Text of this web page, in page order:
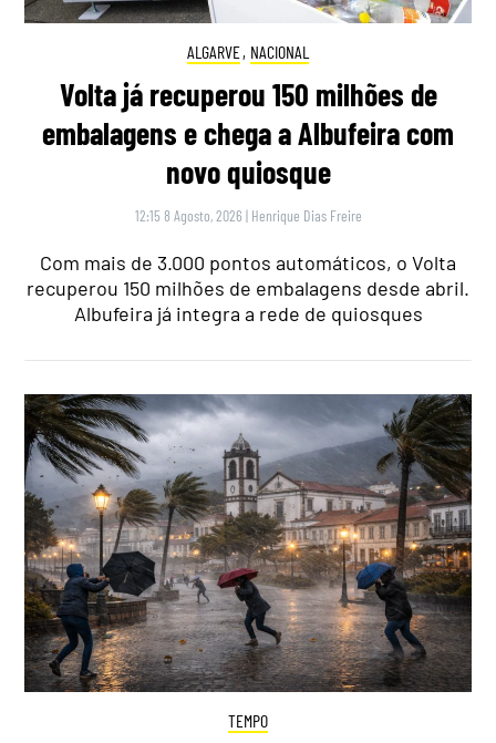
ALGARVE, NACIONAL
Volta já recuperou 150 milhões de
embalagens e chega a Albufeira com
novo quiosque
12:15 8 Agosto, 2026 | Henrique Dias Freire
Com mais de 3.000 pontos automáticos, o Volta
recuperou 150 milhões de embalagens desde abril.
Albufeira já integra a rede de quiosques
TEMPO